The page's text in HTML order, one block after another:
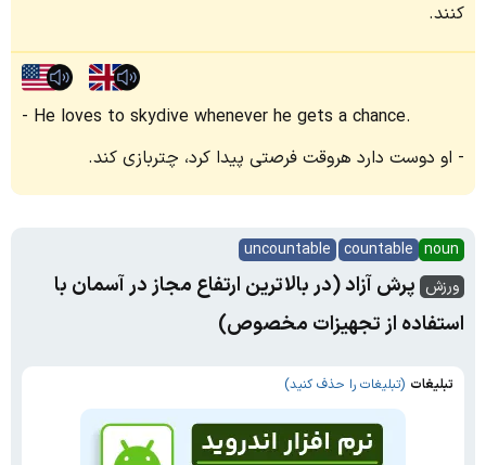
کنند.
He loves to skydive whenever he gets a chance.
او دوست دارد هروقت فرصتی پیدا کرد، چتربازی کند.
noun
countable
uncountable
ورزش پرش آزاد (در بالاترین ارتفاع مجاز در آسمان با
استفاده از تجهیزات مخصوص)
تبلیغات (تبلیغات را حذف کنید)